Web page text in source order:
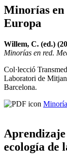
Minorías en
Europa
Willem, C. (ed.)
Minorías en red.
Col·lecció
Laboratori de
Barcelona.
ecología de